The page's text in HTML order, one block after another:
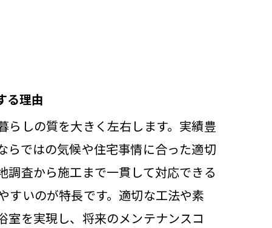
る理由
らしの質を大きく左右します。実績豊
らではの気候や住宅事情に合った適切
調査から施工まで一貫して対応できる
すいのが特長です。適切な工法や素
室を実現し、将来のメンテナンスコ